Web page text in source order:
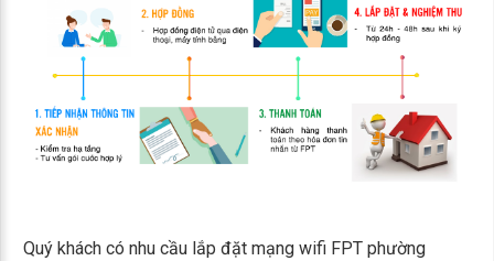
Quý khách có nhu cầu lắp đặt mạng wifi FPT phường